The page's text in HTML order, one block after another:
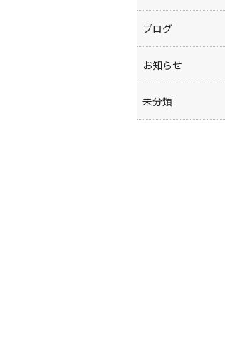
ブログ
お知らせ
未分類